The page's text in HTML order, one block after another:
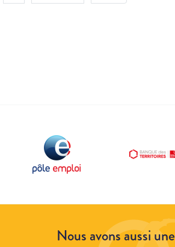
Nous avons aussi une